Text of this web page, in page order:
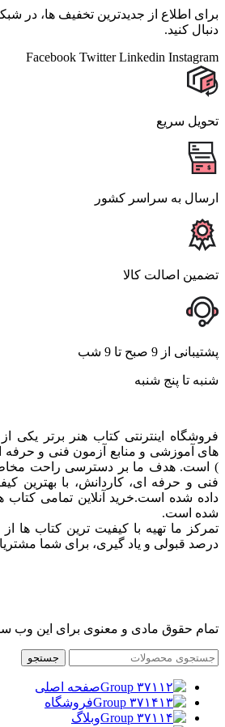
برای اطلاع از جدیدترین تخفیف ها، در
دنبال کنید.
Facebook Twitter Linkedin Instagram
تحویل سریع
ارسال به سراسر کشور
تضمین اصالت کالا
پشتیبانی از 9 صبح تا 9 شب
شنبه تا پنج شنبه
فروشگاه اینترنتی کتاب هنر برتر یکی
های آموزشی و منابع آزمون فنی و
) است. هدف ما بر دسترسی راحت
فنی و حرفه ای، کاردانش، با بهترین
داده شده است.خرید آنلاین تمامی کتاب
شده است.
تمرکز ما تهیه با کیفیت ترین کتاب ها از
درصد قبولی و یاد گیری، برای شما
تمام حقوق مادی و معنوی برای این وب
جستجو
صفحه اصلی
فروشگاه
وبلاگ